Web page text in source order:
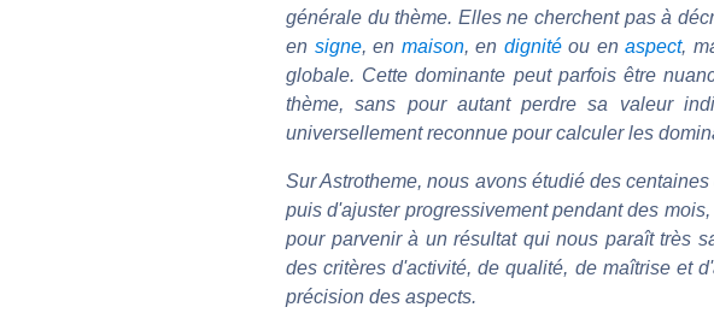
générale du thème. Elles ne cherchent pas à
en signe, en maison, en dignitéou enaspect,
globale. Cette dominante peut parfois être
thème, sans pour autant perdre sa valeur
universellement reconnue pour calculer les
Sur Astrotheme, nous avons étudié des
puis d'ajuster progressivement pendant des
pour parvenir à un résultat qui nous paraît très
des critères d'activité, de qualité, de maîtrise et
précision des aspects.